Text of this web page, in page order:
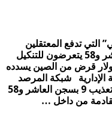
السيسي” التي تدفع المعتقلين
للانتحار واختفاء 7 وتعذيب 9 بسجن العاشر و58 يتعرضون للتنكيل
2025م.. مليار دولار قرض من الصين يسدده
الإدارية شبكة المرصد
الإخبارية – الحصاد المصري *اختفاء 7 وتعذيب 9 بسجن العاشر و58